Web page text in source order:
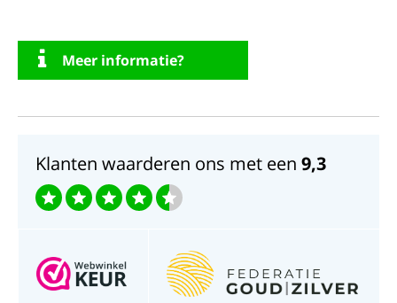
Meer informatie?
Klanten waarderen ons met een 9,3